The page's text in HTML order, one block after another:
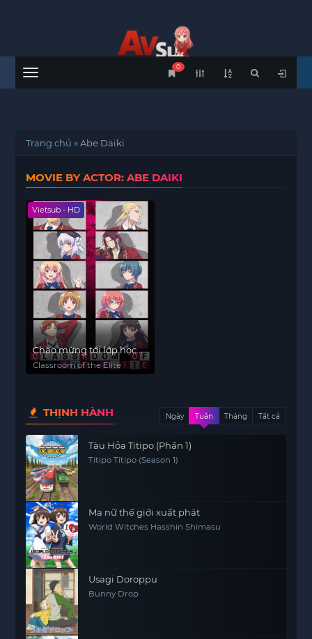
Menu
0
Trang chủ »Abe Daiki
MOVIE BY ACTOR: ABE DAIKI
Vietsub - HD
Chào mừng tới lớp học
biết tuốt
Classroom of the Elite
THỊNH HÀNH Ngày Tuần Tháng Tất cả
Tàu Hỏa Titipo (Phần 1)
Titipo Titipo (Season 1)
Ma nữ thế giới xuất phát
World Witches Hasshin Shimasu
Usagi Doroppu
Bunny Drop